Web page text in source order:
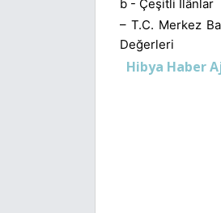
b - Çeşitli İlânlar
– T.C. Merkez
Değerleri
Hibya Haber